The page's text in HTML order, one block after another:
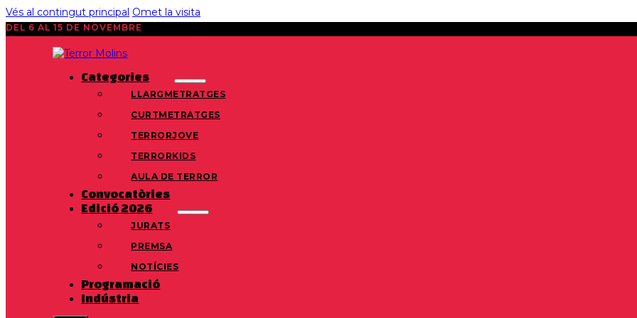
Vés al contingut principal Omet la visita
DEL 6 AL 15 DE NOVEMBRE
Categories
LLARGMETRATGES
CURTMETRATGES
TERRORJOVE
TERRORKIDS
AULA DE TERROR
Convocatòries
Edició 2026
JURATS
PREMSA
NOTÍCIES
Programació
Indústria